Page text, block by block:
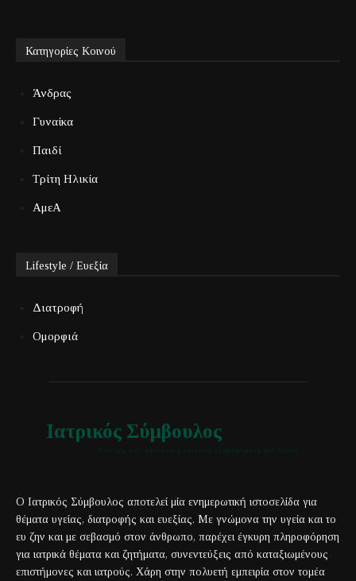
Κατηγορίες Κοινού
Άνδρας
Γυναίκα
Παιδί
Τρίτη Ηλικία
ΑμεΑ
Lifestyle / Ευεξία
Διατροφή
Ομορφιά
Ιατρικός Σύμβουλος
Ο Ιατρικός Σύμβουλος αποτελεί μία ενημερωτική ιστοσελίδα για
θέματα υγείας, διατροφής και ευεξίας. Με γνώμονα την υγεία και το
ευ ζην και με σεβασμό στον άνθρωπο, παρέχει έγκυρη πληροφόρηση
για ιατρικά θέματα και ζητήματα, συνεντεύξεις από καταξιωμένους
επιστήμονες και ιατρούς. Χάρη στην πολυετή εμπειρία στον τομέα